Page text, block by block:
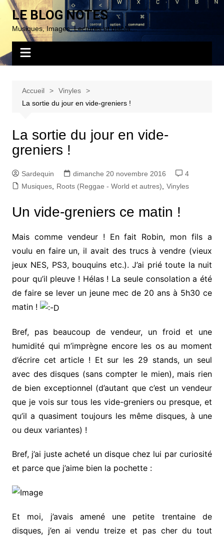
Aller
contenu
LE BLOG NOTES
Musiques, Images, Lectures et blabla…
Accueil
Vinyles
La sortie du jour en vide-greniers !
La sortie du jour en vide-
greniers !
Sardequin dimanche 20 novembre 2016
4
Musiques, Roots (Reggae - World et autres) Vinyles
Un vide-greniers ce matin !
Mais comme vendeur ! En fait Robin, mon fils a
voulu en faire un, il avait des trucs à vendre (vieux
jeux NES, PS3, bouquins etc.). J’ai prié toute la nuit
pour qu’il pleuve ! Hélas ! La seule consolation a été
de faire se lever un jeune mec de 20 ans à 5h30 ce
matin !
Bref, pas beaucoup de vendeur, un froid et une
humidité qui m’imprègne encore les os au moment
d’écrire cet article ! Et sur les 29 stands, un seul
avec des disques (sans compter le mien), mais rien
de bien exceptionnel (d’autant que c’est un vendeur
que je vois sur tous les vide-greniers ou presque, et
qu’il a quasiment toujours les même disques, à une
ou deux variantes) !
Bref, j’ai juste acheté un disque chez lui par curiosité
et parce que j’aime bien la pochette :
Et moi, j’avais amené une petite trentaine de
disques, j’en ai vendu treize et pas cher du tout